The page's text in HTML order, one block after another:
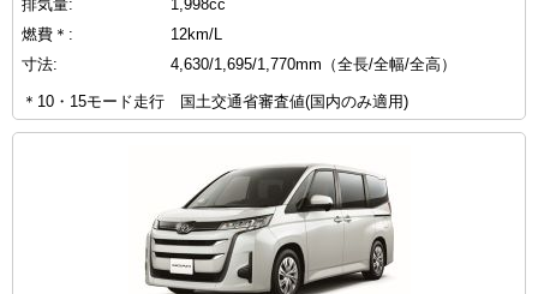
排気量:
1,998cc
燃費＊:
12km/L
寸法:
4,630/1,695/1,770mm（全長/全幅/全高）
＊10・15モード走行 国土交通省審査値(国内のみ適用)